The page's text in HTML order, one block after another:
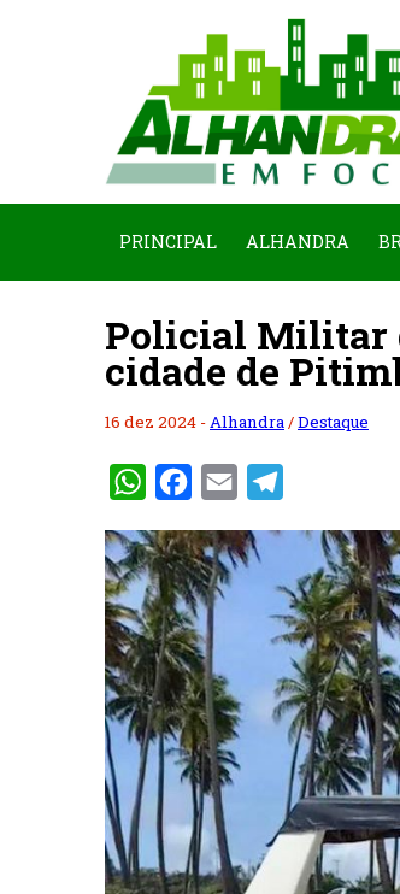
PRINCIPAL ALHANDRA
Policial Militar
cidade de
16 dez 2024 -Alhandra/Destaque
WhatsAppFacebook
Email